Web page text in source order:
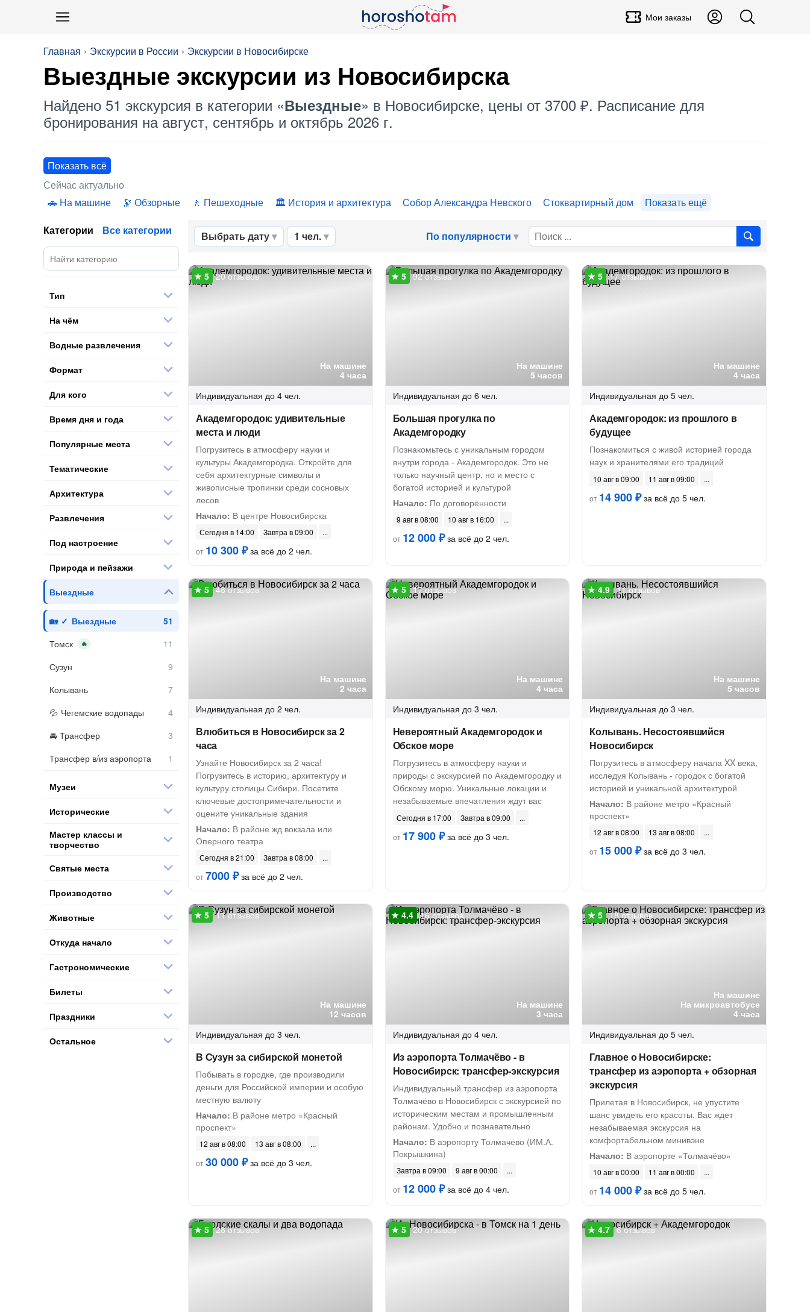
Мои заказы
Главная Экскурсии в России Экскурсии в Новосибирске
Выездные экскурсии из Новосибирска
Найдено 51 экскурсия в категории «Выездные» в Новосибирске, цены от 3700 ₽. Расписание для
бронирования на август, сентябрь и октябрь 2026 г.
Показать всё
Сейчас актуально
На машине
Обзорные Пешеходные История и архитектура Собор Александра Невского Стоквартирный дом Показать ещё
Выбрать дату 1 чел. По популярности
На машине
4 часа
20 отзывов
Индивидуальная до 4 чел.
Академгородок: удивительные
места и люди
Погрузитесь в атмосферу науки и
культуры Академгородка. Откройте для
себя архитектурные символы и
живописные тропинки среди сосновых
лесов
Начало: В центре Новосибирска
Сегодня в 14:00
Завтра в 09:00
от 10 300 ₽за всё до 2 чел.
На машине
5 часов
92 отзыва
Индивидуальная до 6 чел.
Большая прогулка по
Академгородку
Познакомьтесь с уникальным городом
внутри города - Академгородок. Это не
только научный центр, но и место с
богатой историей и культурой
Начало: По договорённости
9 авг в 08:00
10 авг в 16:00
от 12 000 ₽за всё до 2 чел.
На машине
4 часа
17 отзывов
Индивидуальная до 5 чел.
Академгородок: из прошлого в
будущее
Познакомиться с живой историей города
наук и хранителями его традиций
10 авг в 09:00
11 авг в 09:00
от 14 900 ₽за всё до 5 чел.
На машине
2 часа
48 отзывов
Индивидуальная до 2 чел.
Влюбиться в Новосибирск за 2
часа
Узнайте Новосибирск за 2 часа!
Погрузитесь в историю, архитектуру и
культуру столицы Сибири. Посетите
ключевые достопримечательности и
оцените уникальные здания
Начало: В районе жд вокзала или
Оперного театра
Сегодня в 21:00
Завтра в 08:00
от7000 ₽за всё до 2 чел.
На машине
4 часа
17 отзывов
Индивидуальная до 3 чел.
Невероятный Академгородок и
Обское море
Погрузитесь в атмосферу науки и
природы с экскурсией по Академгородку и
Обскому морю. Уникальные локации и
незабываемые впечатления ждут вас
Сегодня в 17:00
Завтра в 09:00
от 17 900 ₽за всё до 3 чел.
На машине
5 часов
11 отзывов
Индивидуальная до 3 чел.
Колывань. Несостоявшийся
Новосибирск
Погрузитесь в атмосферу начала XX века,
исследуя Колывань - городок с богатой
историей и уникальной архитектурой
Начало: В районе метро «Красный
проспект»
12 авг в 08:00
13 авг в 08:00
от 15 000 ₽за всё до 3 чел.
На машине
12 часов
11 отзывов
Индивидуальная до 3 чел.
В Сузун за сибирской монетой
Побывать в городке, где производили
деньги для Российской империи и особую
местную валюту
Начало: В районе метро «Красный
проспект»
12 авг в 08:00
13 авг в 08:00
от30 000 ₽за всё до 3 чел.
На машине
3 часа
16 отзывов
Индивидуальная до 4 чел.
Из аэропорта Толмачёво - в
Новосибирск: трансфер-экскурсия
Индивидуальный трансфер из аэропорта
Толмачёво в Новосибирск с экскурсией по
историческим местам и промышленным
районам. Удобно и познавательно
Начало: В аэропорту Толмачёво (ИМ.А.
Покрышкина)
Завтра в 09:00
9 авг в 00:00
от 12 000 ₽за всё до 4 чел.
На машине
На микроавтобусе
4 часа
18 отзывов
Индивидуальная до 5 чел.
Главное о Новосибирске:
трансфер из аэропорта + обзорная
экскурсия
Прилетая в Новосибирск, не упустите
шанс увидеть его красоты. Вас ждет
незабываемая экскурсия на
комфортабельном минивэне
Начало: В аэропорте «Толмачёво»
10 авг в 00:00
11 авг в 00:00
от 14 000 ₽за всё до 5 чел.
28 отзывов 20 отзывов 6 отзывов
Категории Все категории
Тип
На чём
Водные развлечения
Формат
Для кого
Время дня и года
Популярные места
Тематические
Архитектура
Развлечения
Под настроение
Природа и пейзажи
Выездные
Выездные
Томск
🔥
Сузун
Колывань
Чегемские водопады
Трансфер
Трансфер в/из аэропорта
Музеи
Исторические
Мастер классы и
творчество
Святые места
Производство
Животные
Откуда начало
Гастрономические
Билеты
Праздники
Остальное